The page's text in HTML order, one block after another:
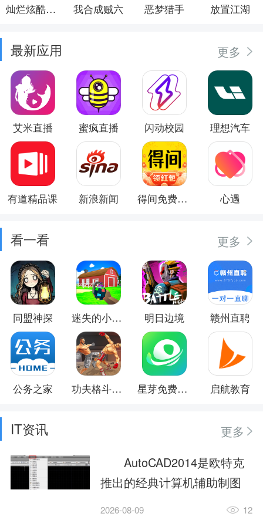
灿烂炫酷模拟器 我合成贼六 恶梦猎手 放置江湖
最新应用 更多
艾米直播 蜜疯直播 闪动校园 理想汽车
有道精品课 新浪新闻 得间免费小说 心遇
看一看 更多
同盟神探 迷失的小世界 明日边境 赣州直聘
公务之家 功夫格斗大师 星芽免费短剧 启航教育
IT资讯
更多
AutoCAD2014是欧特克
推出的经典计算机辅助制图
工具，主打稳定2D施工图绘
2026-08-09 12